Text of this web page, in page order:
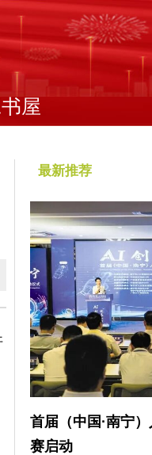
屋
最新推荐
首届（中国·南宁
赛启动